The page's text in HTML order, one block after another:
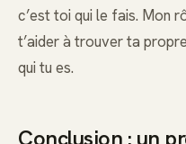
c’est toi qui le fais. Mon
t’aider à trouver ta
qui tu es.